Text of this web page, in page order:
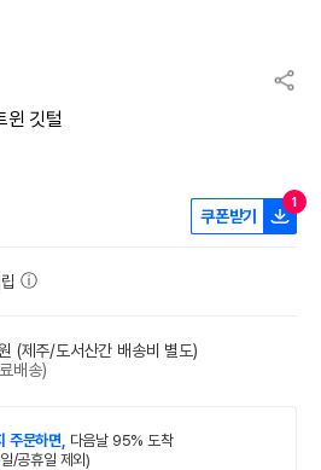
윈 깃털
쿠폰받기
1
(제주/도서산간 배송비 별도)
배송)
주문하면, 다음날 95% 도착
/공휴일 제외)